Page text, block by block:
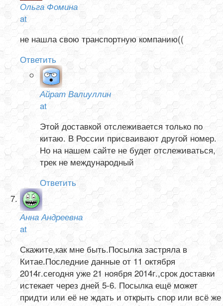
Ольга Фомина
at
не нашла свою транспортную компанию((
Ответить
Айрат Валиуллин
at
Этой доставкой отслеживается только по
китаю. В России присваивают другой номер.
Но на нашем сайте не будет отслеживаться,
трек не международный
Ответить
Анна Андреевна
at
Скажите,как мне быть.Посылка застряла в
Китае.Последние данные от 11 октября
2014г.сегодня уже 21 ноября 2014г.,срок доставки
истекает через дней 5-6. Посылка ещё может
придти или её не ждать и открыть спор или всё же